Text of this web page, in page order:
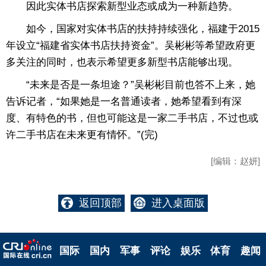
因此实体书店探索新型业态或成为一种新趋势。
如今，国家对实体书店的扶持持续强化，福建于2015
年设立“福建省实体书店扶持资金”。吴彬彬等希望政府更
多关注的同时，也表示希望更多新型书店能够出现。
“未来是否是一条坦途？”吴彬彬目前也答不上来，她
告诉记者，“如果她是一名普通读者，她希望看到有深
度、有特色的书，但也可能这是一家二手书店，不过也或
许二手书店在未来更有情怀。”(完)
[编辑：赵妍]
返回顶部 进入桌面版
国际 国内 军事 评论 娱乐 体育 趣闻